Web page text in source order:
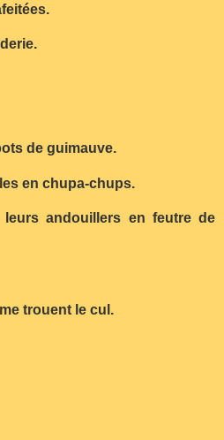
de guimauve.
en chupa-chups.
andouillers en feutre de
trouent le cul.